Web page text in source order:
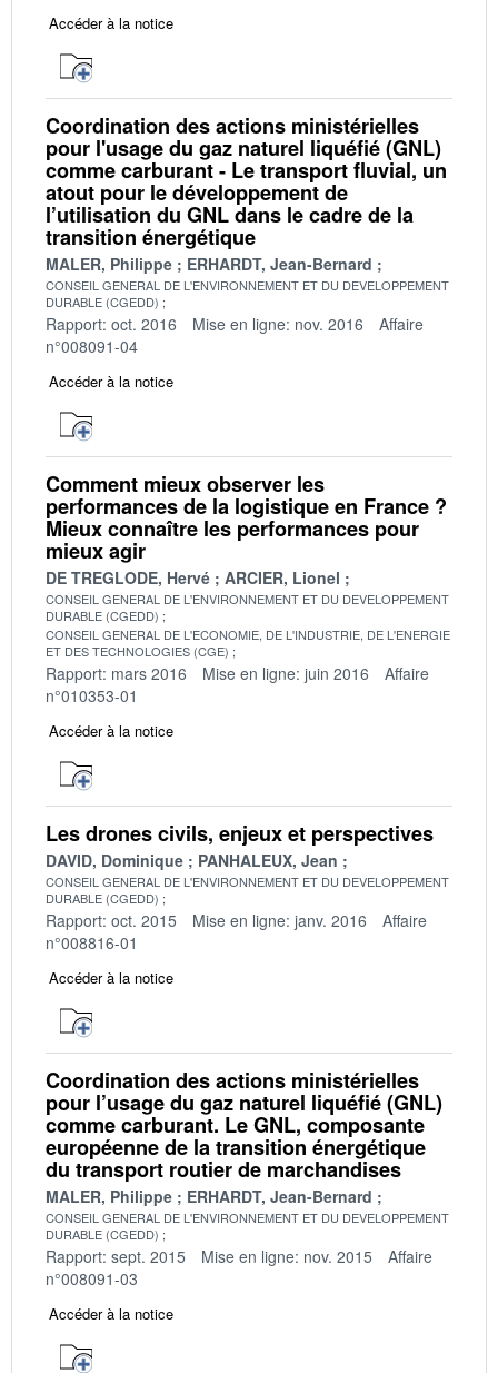
Accéder à la notice
Coordination des actions ministérielles
pour l'usage du gaz naturel liquéfié (GNL)
comme carburant - Le transport fluvial, un
atout pour le développement de
l’utilisation du GNL dans le cadre de la
transition énergétique
MALER, Philippe ERHARDT, Jean-Bernard
CONSEIL GENERAL DE L'ENVIRONNEMENT ET DU DEVELOPPEMENT
DURABLE (CGEDD)
Rapport: oct. 2016 Mise en ligne: nov. 2016
Affaire
n°008091-04
Accéder à la notice
Comment mieux observer les
performances de la logistique en France ?
Mieux connaître les performances pour
mieux agir
DE TREGLODE, Hervé ARCIER, Lionel
CONSEIL GENERAL DE L'ENVIRONNEMENT ET DU DEVELOPPEMENT
DURABLE (CGEDD)
CONSEIL GENERAL DE L'ECONOMIE, DE L'INDUSTRIE, DE L'ENERGIE
ET DES TECHNOLOGIES (CGE)
Rapport: mars 2016 Mise en ligne: juin 2016
Affaire
n°010353-01
Accéder à la notice
Les drones civils, enjeux et perspectives
DAVID, Dominique PANHALEUX, Jean
CONSEIL GENERAL DE L'ENVIRONNEMENT ET DU DEVELOPPEMENT
DURABLE (CGEDD)
Rapport: oct. 2015 Mise en ligne: janv. 2016
Affaire
n°008816-01
Accéder à la notice
Coordination des actions ministérielles
pour l’usage du gaz naturel liquéfié (GNL)
comme carburant. Le GNL, composante
européenne de la transition énergétique
du transport routier de marchandises
MALER, Philippe ERHARDT, Jean-Bernard
CONSEIL GENERAL DE L'ENVIRONNEMENT ET DU DEVELOPPEMENT
DURABLE (CGEDD)
Rapport: sept. 2015 Mise en ligne: nov. 2015
Affaire
n°008091-03
Accéder à la notice